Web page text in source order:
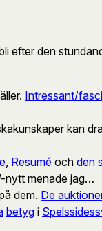
efter den
Intressant/
kan
Resumé och den
-nytt menade jag…
dem. De
betyg i